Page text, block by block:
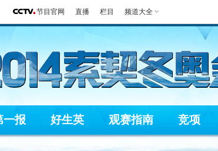
节目官网 直播 栏目 频道大全
一报 好生英 观赛指南 竞项